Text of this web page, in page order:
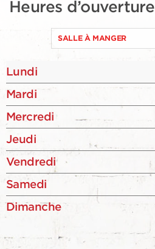
Heures d’ouverture
SALLE À MANGER
Lundi
Mardi
Mercredi
Jeudi
Vendredi
Samedi
Dimanche